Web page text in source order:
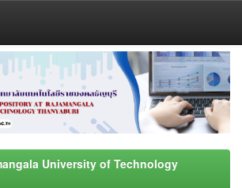
University of Technology